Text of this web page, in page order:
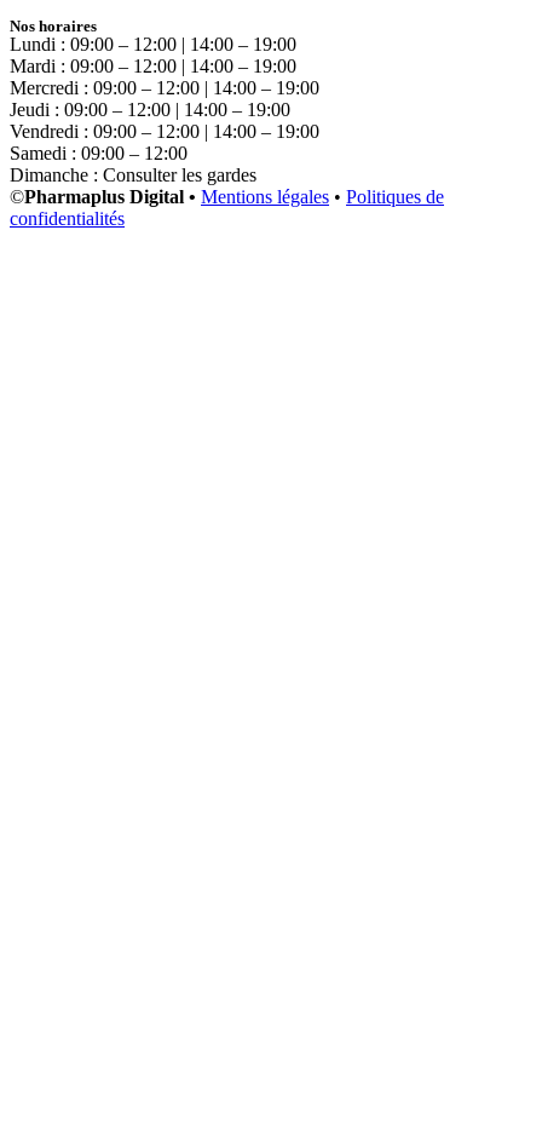
Nos horaires
Lundi : 09:00 – 12:00 | 14:00 – 19:00
Mardi : 09:00 – 12:00 | 14:00 – 19:00
Mercredi : 09:00 – 12:00 | 14:00 – 19:00
Jeudi : 09:00 – 12:00 | 14:00 – 19:00
Vendredi : 09:00 – 12:00 | 14:00 – 19:00
Samedi : 09:00 – 12:00
Dimanche : Consulter les gardes
©Pharmaplus Digital • Mentions légales • Politiques de
confidentialités